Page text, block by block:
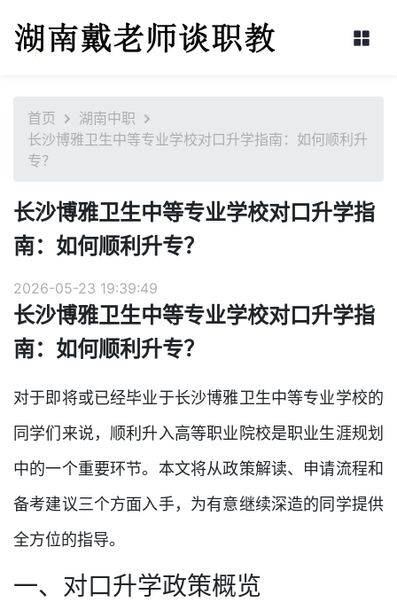
首页
湖南中职
长沙博雅卫生中等专业学校对口升学指南：如何顺利升
专？
长沙博雅卫生中等专业学校对口升学指
南：如何顺利升专？
2026-05-23 19:39:49
长沙博雅卫生中等专业学校对口升学指
南：如何顺利升专？
对于即将或已经毕业于长沙博雅卫生中等专业学校的
同学们来说，顺利升入高等职业院校是职业生涯规划
中的一个重要环节。本文将从政策解读、申请流程和
备考建议三个方面入手，为有意继续深造的同学提供
全方位的指导。
一、对口升学政策概览